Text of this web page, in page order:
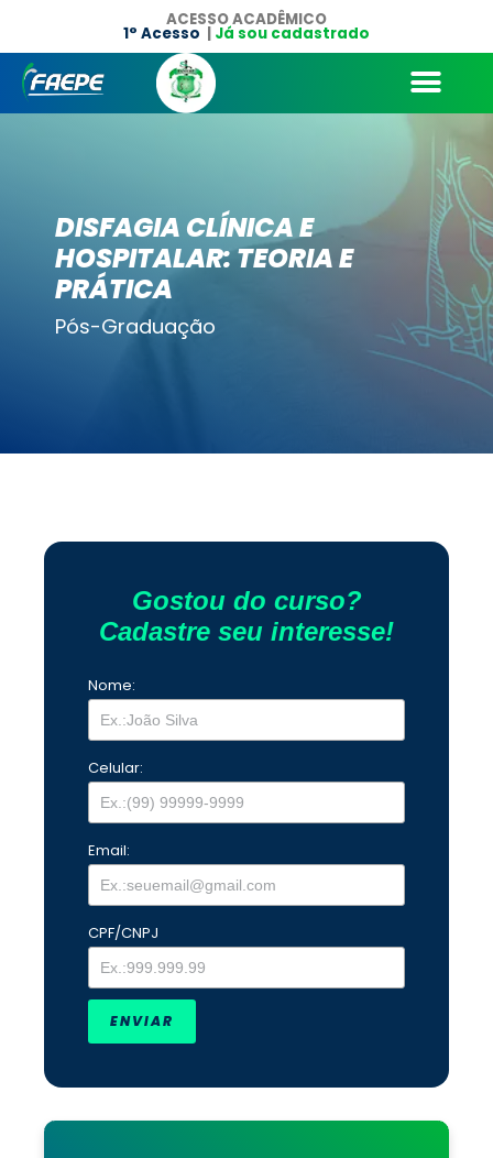
ACESSO ACADÊMICO
1° Acesso | Já sou cadastrado
DISFAGIA CLÍNICA E
HOSPITALAR: TEORIA E
PRÁTICA
Pós-Graduação
Gostou do curso?
Cadastre seu interesse!
Nome:
Celular:
Email:
CPF/CNPJ
ENVIAR